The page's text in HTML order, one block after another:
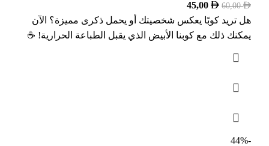
60,00
45,00
هل تريد كوبًا يعكس شخصيتك أو يحمل ذكرى مميزة؟ الآن
يمكنك ذلك مع كوبنا الأبيض الذي يقبل الطباعة الحرارية! ☕
-44%